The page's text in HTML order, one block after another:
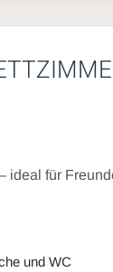
ideal für
und WC